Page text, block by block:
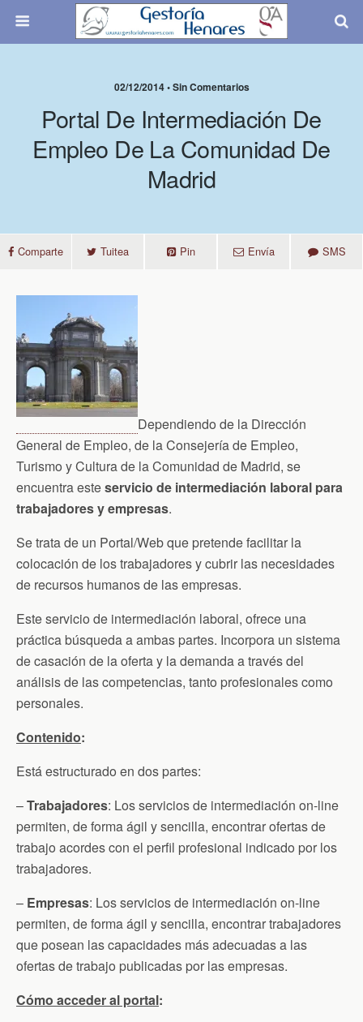
02/12/2014 • Sin Comentarios
Portal De Intermediación De
Empleo De La Comunidad De
Madrid
Comparte Tuitea Pin Envía SMS
Dependiendo de la Dirección
General de Empleo, de la Consejería de Empleo,
Turismo y Cultura de la Comunidad de Madrid, se
encuentra esteservicio de intermediación laboral para
trabajadores y empresas.
Se trata de un Portal/Web que pretende facilitar la
colocación de los trabajadores y cubrir las necesidades
de recursos humanos de las empresas.
Este servicio de intermediación laboral, ofrece una
práctica búsqueda a ambas partes. Incorpora un sistema
de casación de la oferta y la demanda a través del
análisis de las competencias, tanto profesionales como
personales.
Contenido:
Está estructurado en dos partes:
–Trabajadores: Los servicios de intermediación on-line
permiten, de forma ágil y sencilla, encontrar ofertas de
trabajo acordes con el perfil profesional indicado por los
trabajadores.
– Empresas: Los servicios de intermediación on-line
permiten, de forma ágil y sencilla, encontrar trabajadores
que posean las capacidades más adecuadas a las
ofertas de trabajo publicadas por las empresas.
Cómo acceder al portal: